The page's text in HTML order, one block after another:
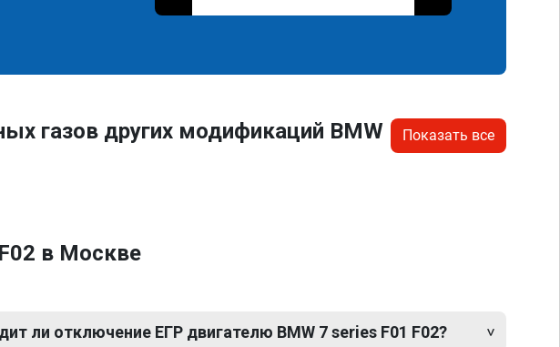
газов других модификаций BMW
Показать все
в Москве
ли отключение ЕГР двигателю BMW 7 series F01 F02?